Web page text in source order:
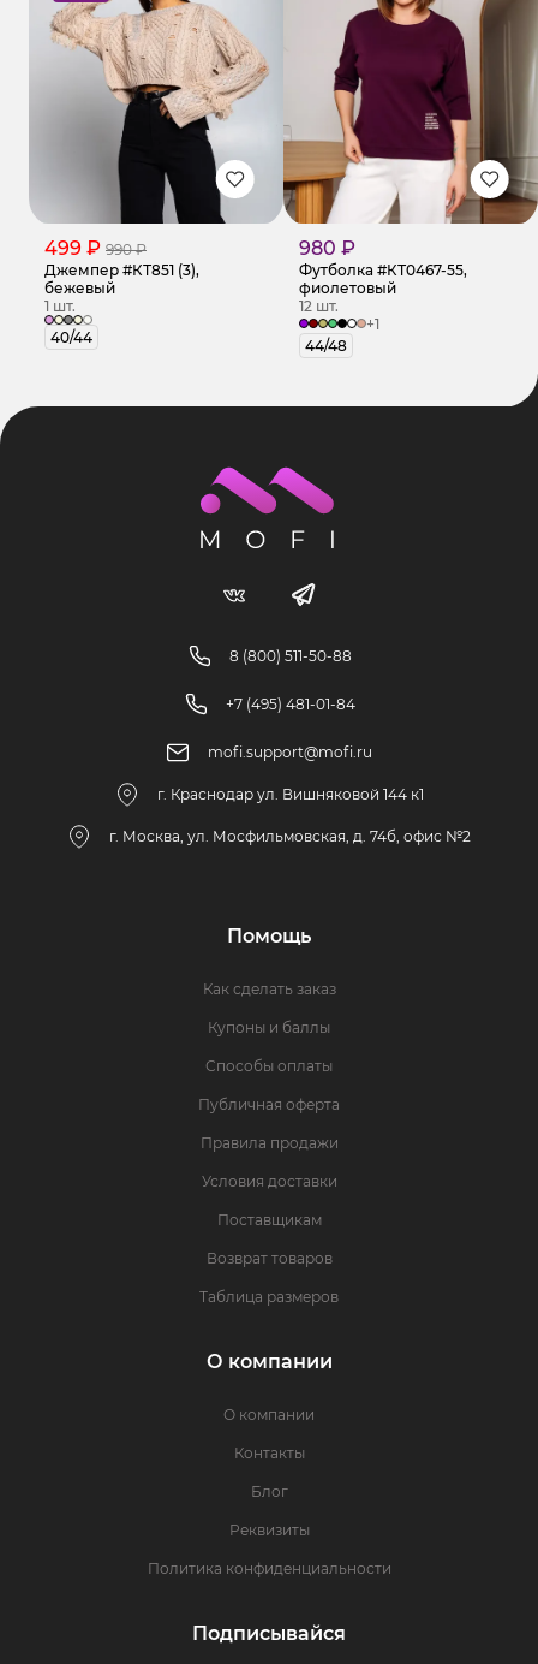
499 ₽ 990 ₽
Джемпер #КТ851 (3),
бежевый
1 шт.
40/44
980 ₽
Футболка #КТ0467-55,
фиолетовый
12 шт.
+1
44/48
8 (800) 511-50-88
+7 (495) 481-01-84
mofi.support@mofi.ru
г. Краснодар ул. Вишняковой 144 к1
г. Москва, ул. Мосфильмовская, д. 74б, офис №2
Помощь
Как сделать заказ
Купоны и баллы
Способы оплаты
Публичная оферта
Правила продажи
Условия доставки
Поставщикам
Возврат товаров
Таблица размеров
О компании
О компании
Контакты
Блог
Реквизиты
Политика конфиденциальности
Подписывайся